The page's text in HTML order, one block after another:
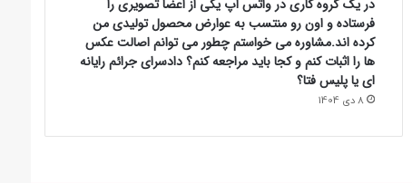
در یک گروه کاری در واتس آپ یکی از اعضا تصویری را
فرستاده و اون رو منتسب به عوارض محصول تولیدی من
کرده اند.مشاوره می خواستم چطور می توانم اصالت عکس
ها را اثبات کنم و کجا باید مراجعه کنم؟ دادسرای جرائم رایانه
ای یا پلیس فتا؟
8 دی 1404